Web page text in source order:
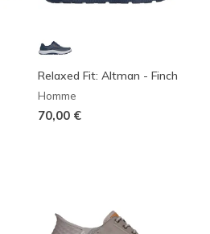
Relaxed Fit: Altman - Finch
Homme
70,00 €